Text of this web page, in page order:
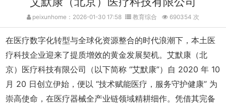
peixunhome：2026-01-30 17:58 教育综合 690354 次
在医疗数字化转型与全球化资源整合的时代浪潮下，本土医
疗科技企业迎来了提质增效的黄金发展契机。艾默康（北
京）医疗科技有限公司（以下简称 “艾默康”）自 2020 年 10
月 20 日创立伊始，便以 “技术赋能医疗，服务守护健康” 为
崇高使命，在医疗器械全产业链领域精耕细作。凭借其完备